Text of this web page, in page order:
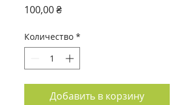
100,00 ₴Цена
Количество *
Добавить в корзину